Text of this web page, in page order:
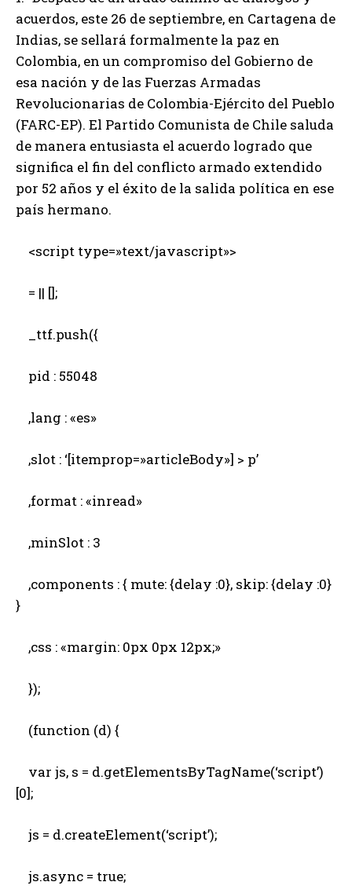
acuerdos, este 26 de septiembre, en Cartagena de
Indias, se sellará formalmente la paz en
Colombia, en un compromiso del Gobierno de
esa nación y de las Fuerzas Armadas
Revolucionarias de Colombia-Ejército del Pueblo
(FARC-EP). El Partido Comunista de Chile saluda
de manera entusiasta el acuerdo logrado que
significa el fin del conflicto armado extendido
por 52 años y el éxito de la salida política en ese
país hermano.
<script type=»text/javascript»>
= || [];
_ttf.push({
pid : 55048
,lang : «es»
,slot : ‘[itemprop=»articleBody»] > p’
,format : «inread»
,minSlot : 3
,components : { mute: {delay :0}, skip: {delay :0}
}
,css : «margin: 0px 0px 12px;»
});
(function (d) {
var js, s = d.getElementsByTagName(‘script’)
[0];
js = d.createElement(‘script’);
js.async = true;